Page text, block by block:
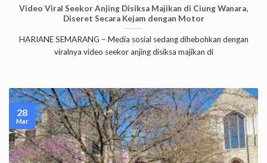
Video Viral Seekor Anjing Disiksa Majikan di Ciung Wanara,
Diseret Secara Kejam dengan Motor
HARIANE SEMARANG – Media sosial sedang dihebohkan dengan
viralnya video seekor anjing disiksa majikan di
28
Mar